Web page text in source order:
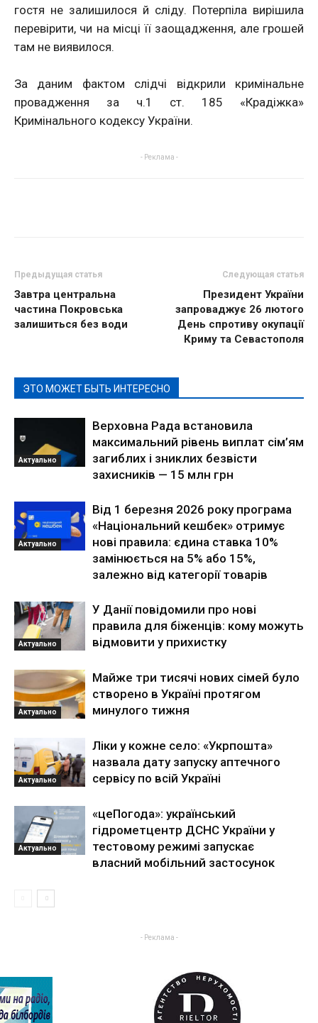
гостя не залишилося й сліду. Потерпіла вирішила
перевірити, чи на місці її заощадження, але грошей
там не виявилося.
За даним фактом слідчі відкрили кримінальне
провадження за ч.1 ст. 185 «Крадіжка»
Кримінального кодексу України.
- Реклама -
Предыдущая статья
Завтра центральна
частина Покровська
залишиться без води
Следующая статья
Президент України
запроваджує 26 лютого
День спротиву окупації
Криму та Севастополя
ЭТО МОЖЕТ БЫТЬ ИНТЕРЕСНО
Актуально
Верховна Рада встановила
максимальний рівень виплат сім’ям
загиблих і зниклих безвісти
захисників — 15 млн грн
Актуально
Від 1 березня 2026 року програма
«Національний кешбек» отримує
нові правила: єдина ставка 10%
замінюється на 5% або 15%,
залежно від категорії товарів
Актуально
У Данії повідомили про нові
правила для біженців: кому можуть
відмовити у прихистку
Актуально
Майже три тисячі нових сімей було
створено в Україні протягом
минулого тижня
Актуально
Ліки у кожне село: «Укрпошта»
назвала дату запуску аптечного
сервісу по всій Україні
Актуально
«цеПогода»: український
гідрометцентр ДСНС України у
тестовому режимі запускає
власний мобільний застосунок
- Реклама -